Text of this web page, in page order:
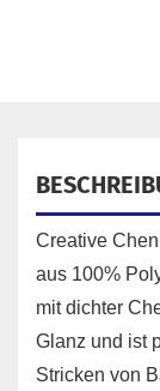
Creative
aus 100%
mit dichter
Glanz und ist
Stricken von